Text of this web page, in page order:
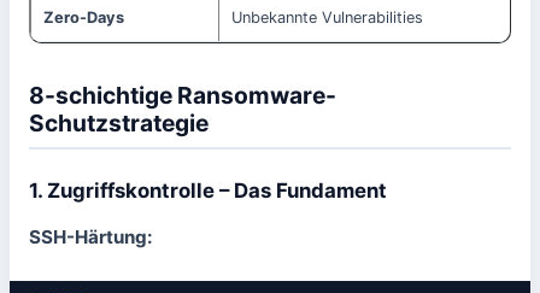
Zero-Days Unbekannte Vulnerabilities
8-schichtige Ransomware-
Schutzstrategie
1. Zugriffskontrolle – Das Fundament
SSH-Härtung: